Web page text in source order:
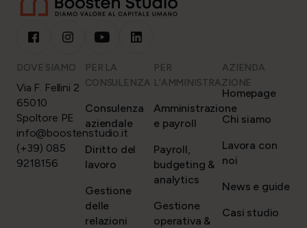
DOVE SIAMO
Via F. Fellini 2
65010
Spoltore PE
info@boostenstudio.it
(+39) 085
9218156
PER LA
CONSULENZA
Consulenza
aziendale
Diritto del
lavoro
Gestione
delle
relazioni
PER
L’AMMINISTRAZIONE
Amministrazione
e payroll
Payroll,
budgeting &
analytics
Gestione
operativa &
AZIENDA
Homepage
Chi siamo
Lavora con
noi
News e guide
Casi studio